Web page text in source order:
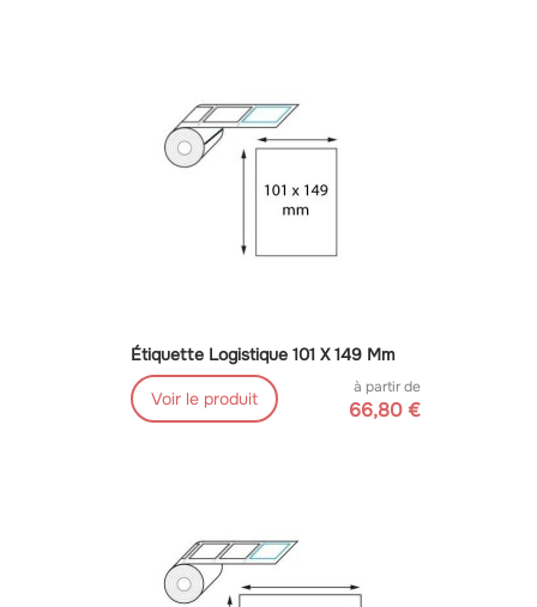
Étiquette Logistique 101 X 149 Mm
Voir le produit
à partir de
66,80 €